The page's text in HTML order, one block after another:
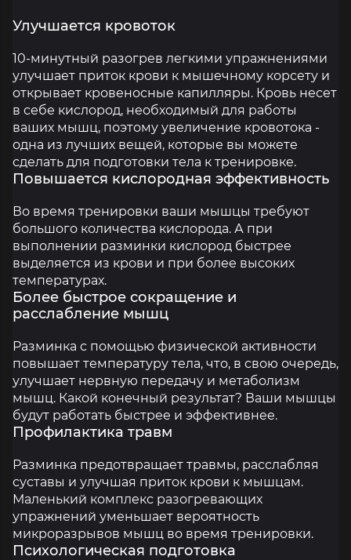
Улучшается кровоток
10-минутный разогрев легкими упражнениями
улучшает приток крови к мышечному корсету и
открывает кровеносные капилляры. Кровь несет
в себе кислород, необходимый для работы
ваших мышц, поэтому увеличение кровотока -
одна из лучших вещей, которые вы можете
сделать для подготовки тела к тренировке.
Повышается кислородная эффективность
Во время тренировки ваши мышцы требуют
большого количества кислорода. А при
выполнении разминки кислород быстрее
выделяется из крови и при более высоких
температурах.
Более быстрое сокращение и
расслабление мышц
Разминка с помощью физической активности
повышает температуру тела, что, в свою очередь,
улучшает нервную передачу и метаболизм
мышц. Какой конечный результат? Ваши мышцы
будут работать быстрее и эффективнее.
Профилактика травм
Разминка предотвращает травмы, расслабляя
суставы и улучшая приток крови к мышцам.
Маленький комплекс разогревающих
упражнений уменьшает вероятность
микроразрывов мышц во время тренировки.
Психологическая подготовка